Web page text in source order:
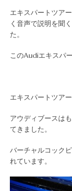
エキスパートツア
く音声で説明を聞
た。
このAudiエキスパ
エキスパートツア
アウディブースは
てきました。
バーチャルコック
れています。